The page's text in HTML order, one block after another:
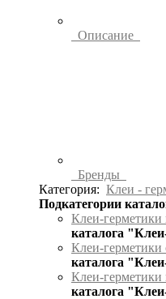
Описание
Бренды
Категория: Клеи -
Подкатегории
Клеи-герметики
каталога
Клеи-герметики
каталога
Клеи-
каталога